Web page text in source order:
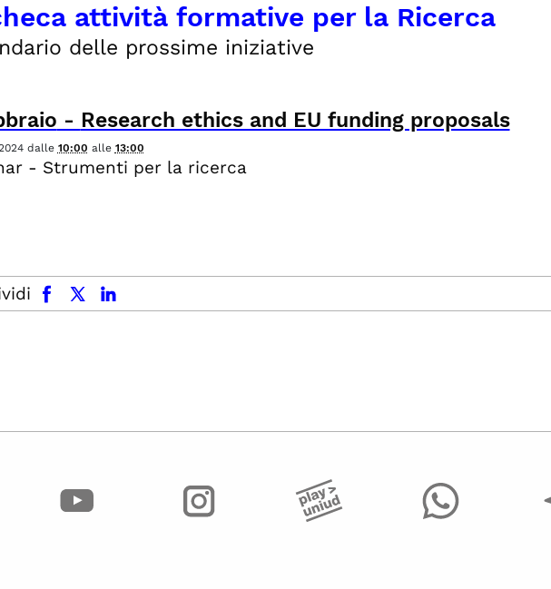
attività formative per la Ricerca
delle prossime iniziative
- Research ethics and EU funding proposals
dalle 10:00 alle 13:00
- Strumenti per la ricerca
facebook x.com linkedin